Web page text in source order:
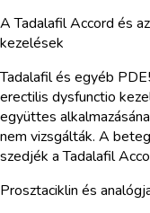
A Tadalafil Accord és
kezelések
Tadalafil és egyéb
erectilis dysfunctio
együttes
nem vizsgálták. A
szedjék a Tadalafil
Prosztaciklin és